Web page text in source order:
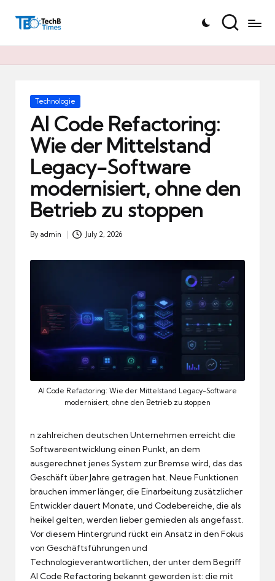
T
h
Posted
Technologie
AI Code Refactoring:
Wie der Mittelstand
Legacy-Software
modernisiert, ohne den
Betrieb zu stoppen
Posted
By admin July 2, 2026
AI Code Refactoring: Wie der Mittelstand Legacy-Software
modernisiert, ohne den Betrieb zu stoppen
n zahlreichen deutschen Unternehmen erreicht die
Softwareentwicklung einen Punkt, an dem
ausgerechnet jenes System zur Bremse wird, das das
Geschäft über Jahre getragen hat. Neue Funktionen
brauchen immer länger, die Einarbeitung zusätzlicher
Entwickler dauert Monate, und Codebereiche, die als
heikel gelten, werden lieber gemieden als angefasst.
Vor diesem Hintergrund rückt ein Ansatz in den Fokus
von Geschäftsführungen und
Technologieverantwortlichen, der unter dem Begriff
AI Code Refactoring bekannt geworden ist: die mit